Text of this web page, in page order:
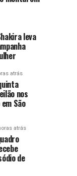
leva
atrás
nos
São
atrás
de